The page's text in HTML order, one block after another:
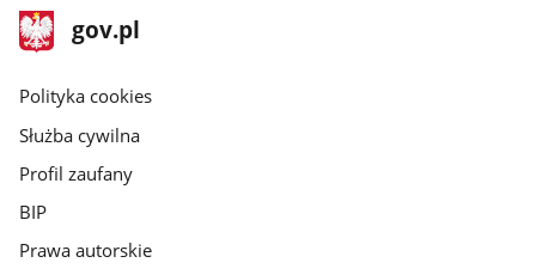
stopka
gov.pl
Strona
gov.pl
gov.pl
Polityka cookies
Służba cywilna
Profil zaufany
BIP
Prawa autorskie